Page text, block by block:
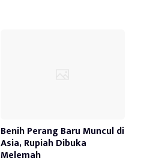
Benih Perang Baru Muncul di
Asia, Rupiah Dibuka
Melemah